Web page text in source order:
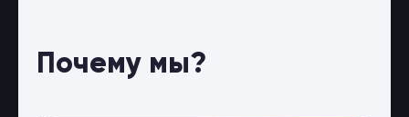
Почему мы?